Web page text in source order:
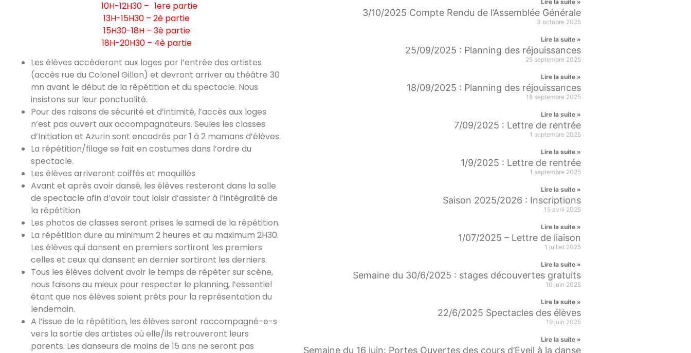
10H-12H30 – 1ere partie
13H-15H30 – 2è partie
15H30-18H – 3è partie
18H-20H30 – 4è partie
Les élèves accèderont aux loges par l’entrée des artistes
(accès rue du Colonel Gillon) et devront arriver au théâtre 30
mn avant le début de la répétition et du spectacle. Nous
insistons sur leur ponctualité.
Pour des raisons de sécurité et d’intimité, l’accès aux loges
n’est pas ouvert aux accompagnateurs. Seules les classes
d’Initiation et Azurin sont encadrés par 1 à 2 mamans d’élèves.
La répétition/filage se fait en costumes dans l’ordre du
spectacle.
Les élèves arriveront coiffés et maquillés
Avant et après avoir dansé, les élèves resteront dans la salle
de spectacle afin d’avoir tout loisir d’assister à l’intégralité de
la répétition.
Les photos de classes seront prises le samedi de la répétition.
La répétition dure au minimum 2 heures et au maximum 2H30.
Les élèves qui dansent en premiers sortiront les premiers
celles et ceux qui dansent en dernier sortiront les derniers.
Tous les élèves doivent avoir le temps de répéter sur scène,
nous faisons au mieux pour respecter le planning, l’essentiel
étant que nos élèves soient prêts pour la représentation du
lendemain.
A l’issue de la répétition, les élèves seront raccompagné-e-s
vers la sortie des artistes où elle/ils retrouveront leurs
parents. Les danseurs de moins de 15 ans ne seront pas
Lire la suite »
3/10/2025 Compte Rendu de l’Assemblée Générale
3 octobre 2025
Lire la suite »
25/09/2025 : Planning des réjouissances
25 septembre 2025
Lire la suite »
18/09/2025 : Planning des réjouissances
18 septembre 2025
Lire la suite »
7/09/2025 : Lettre de rentrée
1 septembre 2025
Lire la suite »
1/9/2025 : Lettre de rentrée
1 septembre 2025
Lire la suite »
Saison 2025/2026 : Inscriptions
15 avril 2025
Lire la suite »
1/07/2025 – Lettre de liaison
1 juillet 2025
Lire la suite »
Semaine du 30/6/2025 : stages découvertes gratuits
10 juin 2025
Lire la suite »
22/6/2025 Spectacles des élèves
19 juin 2025
Lire la suite »
Semaine du 16 juin: Portes Ouvertes des cours d’Eveil à la danse